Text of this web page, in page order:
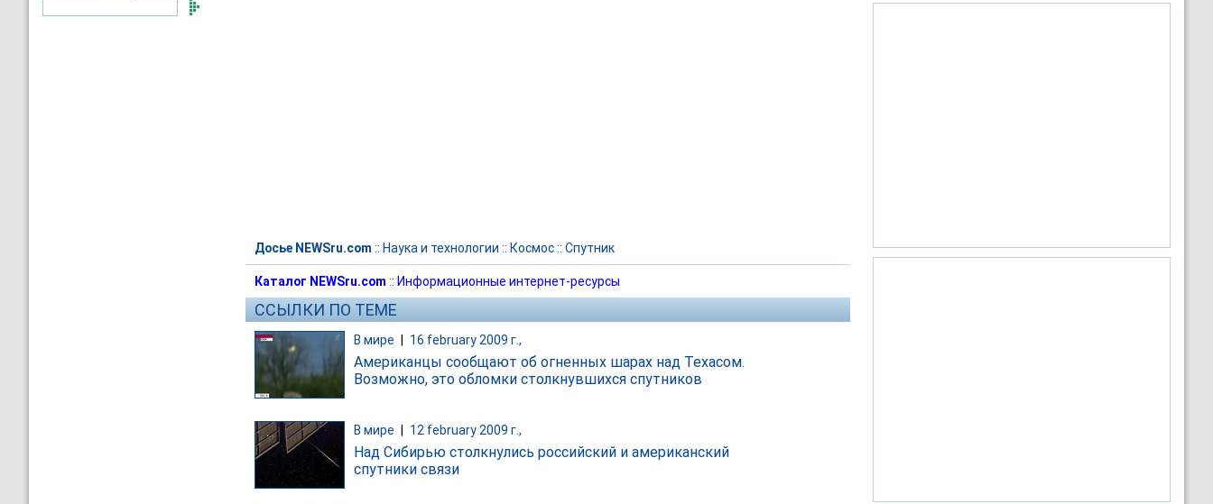
Досье NEWSru.com :: Наука и технологии :: Космос:: Спутник
Каталог NEWSru.com :: Информационные интернет-ресурсы
ССЫЛКИ ПО ТЕМЕ
В мире 16 february 2009 г.,
Американцы сообщают об огненных шарах над Техасом.
Возможно, это обломки столкнувшихся спутников
В мире 12 february 2009 г.,
Над Сибирью столкнулись российский и американский
спутники связи